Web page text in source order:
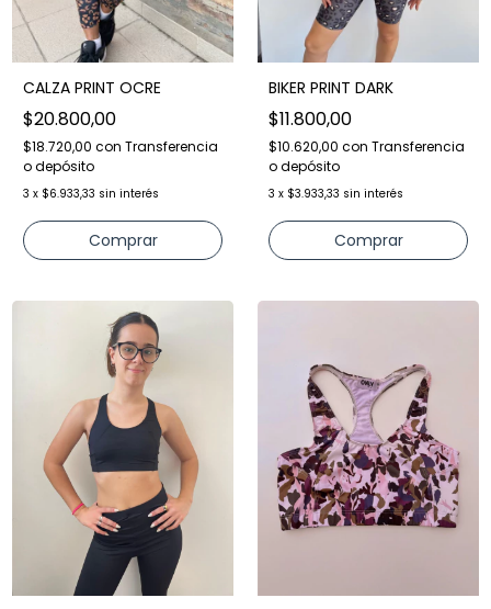
CALZA PRINT OCRE
$20.800,00
$18.720,00 con Transferencia
o depósito
3 x $6.933,33 sin interés
Comprar
BIKER PRINT DARK
$11.800,00
$10.620,00 con Transferencia
o depósito
3 x $3.933,33 sin interés
Comprar